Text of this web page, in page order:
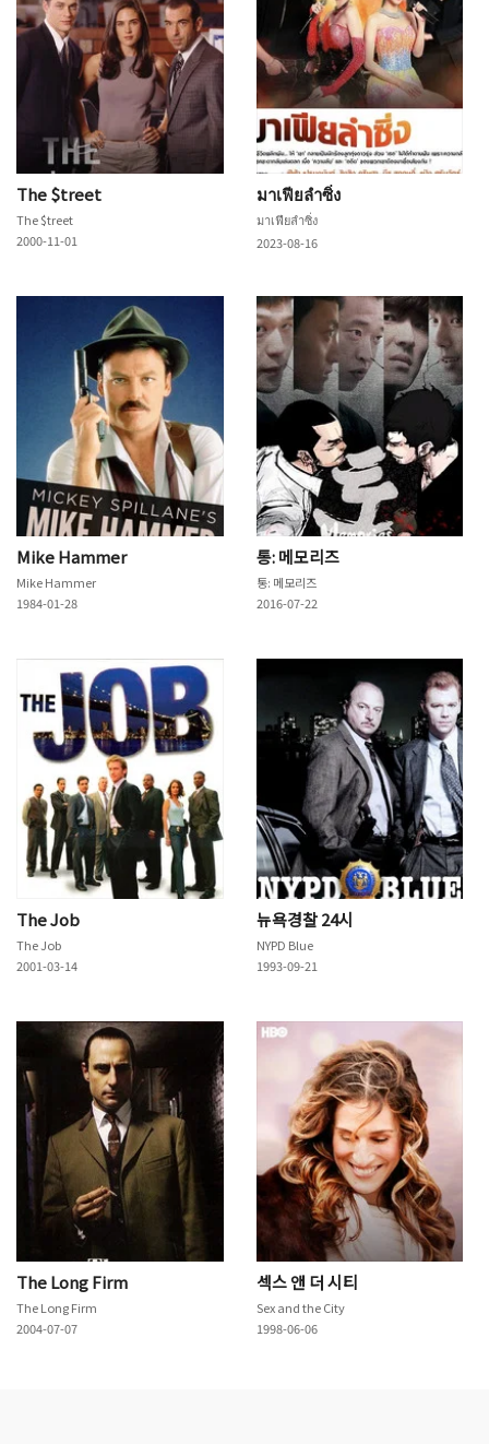
The $treet
The $treet
2000-11-01
มาเฟียลำซิ่ง
มาเฟียลำซิ่ง
2023-08-16
Mike Hammer
Mike Hammer
1984-01-28
통: 메모리즈
통: 메모리즈
2016-07-22
The Job
The Job
2001-03-14
뉴욕경찰 24시
NYPD Blue
1993-09-21
The Long Firm
The Long Firm
2004-07-07
섹스 앤 더 시티
Sex and the City
1998-06-06